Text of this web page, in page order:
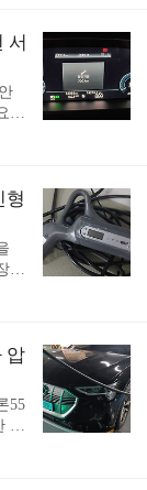
제
.
서
한
리
구
형
완
압
55
바